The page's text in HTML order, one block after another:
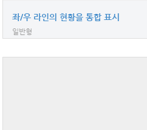
좌/우 라인의 현황을 통합 표시
일반형